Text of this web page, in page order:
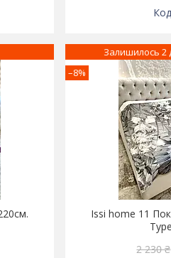
–8%
Залишилось 2
Issi home 11
2 230 ₴